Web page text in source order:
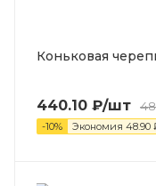
Коньковая
440.10 ₽/шт
-10% Экономия 48.90